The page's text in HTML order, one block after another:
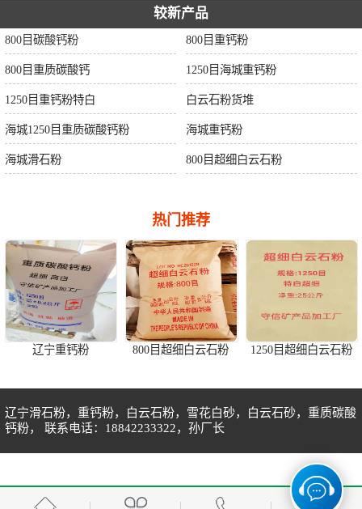
较新产品
800目碳酸钙粉 800目重钙粉
800目重质碳酸钙 1250目海城重钙粉
1250目重钙粉特白 白云石粉货堆
海城1250目重质碳酸钙粉 海城重钙粉
海城滑石粉 800目超细白云石粉
热门推荐
辽宁重钙粉 800目超细白云石粉 1250目超细白云石粉
1250目重钙粉特白
辽宁滑石粉，重钙粉，白云石粉，雪花白砂，白云石砂，重质碳酸
钙粉， 联系电话：18842233322，孙厂长